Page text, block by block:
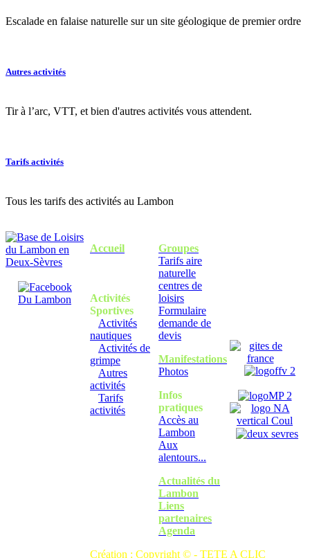
Escalade en falaise naturelle sur un site géologique de premier ordre
Autres activités
Tir à l’arc, VTT, et bien d'autres activités vous attendent.
Tarifs activités
Tous les tarifs des activités au Lambon
Accueil
Activités
Sportives
Activités
nautiques
Activités de
grimpe
Autres
activités
Tarifs
activités
Groupes
Tarifs aire
naturelle
centres de
loisirs
Formulaire
demande de
devis
Manifestations
Photos
Infos
pratiques
Accès au
Lambon
Aux
alentours...
Actualités du
Lambon
Liens
partenaires
Agenda
Création : Copyright © - TETE A CLIC